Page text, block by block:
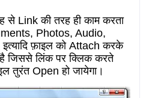
से Linkकी तरह ही काम करता
Photos, Audio,
इत्यादि फ़ाइल को Attachकरके
जिससे लिंक पर क्लिक करते
तुरंत Openहो जायेगा।